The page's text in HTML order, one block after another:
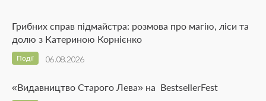
Грибних справ підмайстра: розмова про магію, ліси та
долю з Катериною Корнієнко
06.08.2026
Події
«Видавництво Старого Лева» на BestsellerFest